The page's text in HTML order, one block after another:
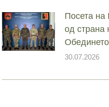
Посета на
од страна
30.07.2026